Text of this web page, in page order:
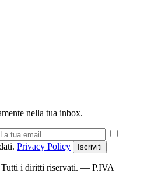
nella tua inbox.
Privacy Policy Iscriviti
Tutti i diritti riservati. — P.IVA